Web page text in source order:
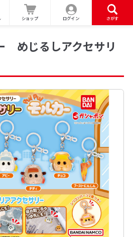
ショップ ログイン さがす
めじるしアクセサリ